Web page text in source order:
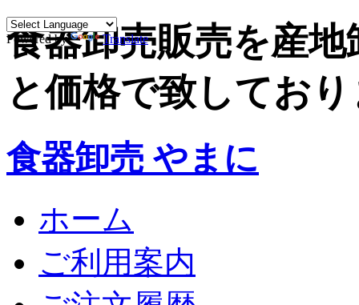
Powered by Translate
食器卸売販売を産
と価格で致してお
食器卸売 やまに
ホーム
ご利用案内